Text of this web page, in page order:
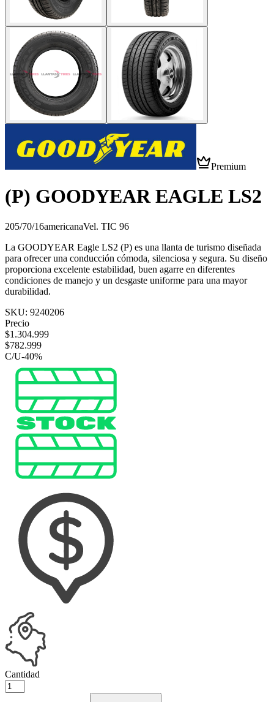
Premium
(P) GOODYEAR EAGLE LS2
205/70/16americanaVel. TIC 96
La GOODYEAR Eagle LS2 (P) es una llanta de turismo diseñada
para ofrecer una conducción cómoda, silenciosa y segura. Su diseño
proporciona excelente estabilidad, buen agarre en diferentes
condiciones de manejo y un desgaste uniforme para una mayor
durabilidad.
SKU: 9240206
Precio
$1.304.999
$782.999
C/U-40%
Cantidad